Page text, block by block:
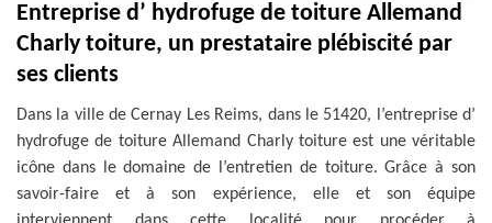
Entreprise d’ hydrofuge de toiture Allemand
Charly toiture, un prestataire plébiscité par
ses clients
Dans la ville de Cernay Les Reims, dans le 51420, l’entreprise d’
hydrofuge de toiture Allemand Charly toiture est une véritable
icône dans le domaine de l’entretien de toiture. Grâce à son
savoir-faire et à son expérience, elle et son équipe